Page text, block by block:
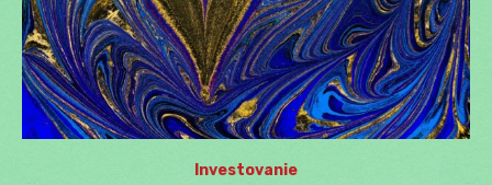
Investovanie